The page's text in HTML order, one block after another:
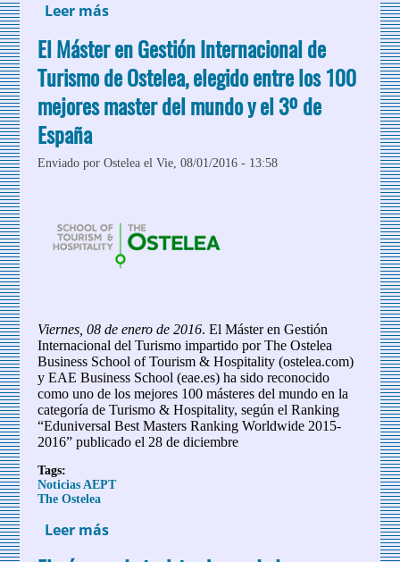
Leer más
gastronómicos supera los 8 millones y
crece un 16% el último año
El Máster en Gestión Internacional de
Turismo de Ostelea, elegido entre los 100
mejores master del mundo y el 3º de
España
Enviado porOstelea el Vie, 08/01/2016 - 13:58
Viernes, 08 de enero de 2016. El Máster en Gestión
Internacional del Turismo impartido por The Ostelea
Business School of Tourism & Hospitality (ostelea.com)
y EAE Business School (eae.es) ha sido reconocido
como uno de los mejores 100 másteres del mundo en la
categoría de Turismo & Hospitality, según el Ranking
“Eduniversal Best Masters Ranking Worldwide 2015-
2016” publicado el 28 de diciembre
Tags:
Noticias AEPT
The Ostelea
Leer más sobre El Máster en Gestión Internacional
de Turismo de Ostelea, elegido entre los